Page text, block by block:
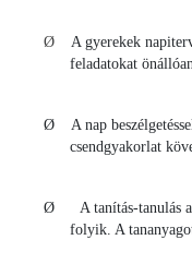
Ø A gyerekek
feladatokat
Ø A nap
csendgyakorlat
Ø A tanítás-tanulás a
folyik. A